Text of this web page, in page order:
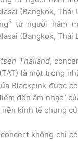
từ người hâm
(Bangkok, Thái
Thailand,
là một trong
Blackpink được
đến âm nhạc”
nền kinh tế chung
không chỉ